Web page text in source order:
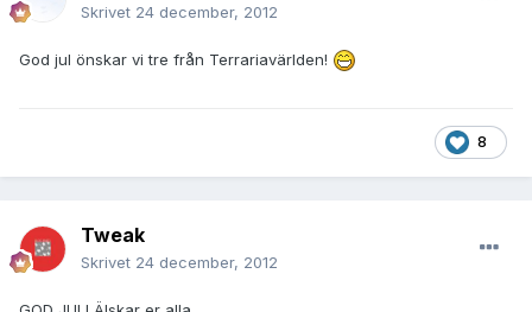
Skrivet 24 december, 2012
God jul önskar vi tre från Terrariavärlden!
8
Tweak
Skrivet 24 december, 2012